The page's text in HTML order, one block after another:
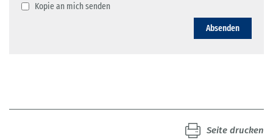
Kopie an mich senden
Absenden
Seite drucken